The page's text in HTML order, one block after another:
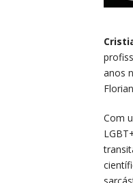
anos
Com